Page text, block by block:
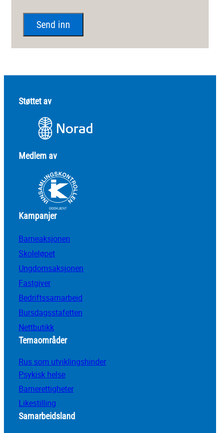
Støttet av
Medlem av
Kampanjer
Barneaksjonen
Skoleløpet
Ungdomsaksjonen
Fastgiver
Bedriftssamarbeid
Bursdagsstafetten
Nettbutikk
Temaområder
Rus som utviklingshinder
Psykisk helse
Barnerettigheter
Likestilling
Samarbeidsland